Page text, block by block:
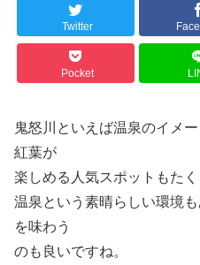
Twitter
Pocket
鬼怒川といえば温泉のイメ
紅葉が
楽しめる人気スポットもたく
温泉という素晴らしい環境
を味わう
のも良いですね。